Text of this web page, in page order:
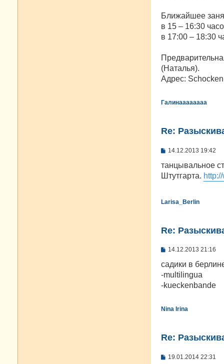
Ближайшее
в 15 – 16:30
в 17:00 – 18:30
(Наталья).
Адрес:
Галинаааааааа
Re:
С
о
щ
е
14.12.2013 19:42
танцывальное
Штутгарта.
Larisa_Berlin
Re:
С
о
щ
е
е
14.12.2013 21:16
садики в
-multilingua
-kueckenbande
Nina Irina
Re:
С19.01.2014 22:31